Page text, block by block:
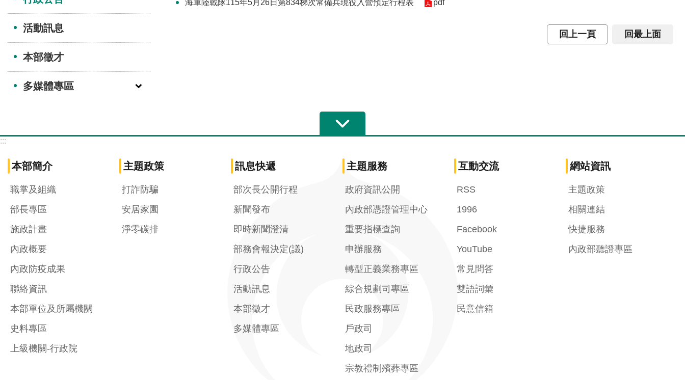
活動訊息
本部徵才
多媒體專區
海軍陸戰隊115年5月26日第834梯次常備兵現役入營預定行程表 pdf
回上一頁 回最上面
:::
本部簡介
職掌及組織
部長專區
施政計畫
內政概要
內政防疫成果
聯絡資訊
本部單位及所屬機關
史料專區
上級機關-行政院
主題政策
打詐防騙
安居家園
淨零碳排
訊息快遞
部次長公開行程
新聞發布
即時新聞澄清
部務會報決定(議)
行政公告
活動訊息
本部徵才
多媒體專區
主題服務
政府資訊公開
內政部憑證管理中心
重要指標查詢
申辦服務
轉型正義業務專區
綜合規劃司專區
民政服務專區
戶政司
地政司
宗教禮制殯葬專區
互動交流
RSS
1996
Facebook
YouTube
常見問答
雙語詞彙
民意信箱
網站資訊
主題政策
相關連結
快捷服務
內政部聽證專區